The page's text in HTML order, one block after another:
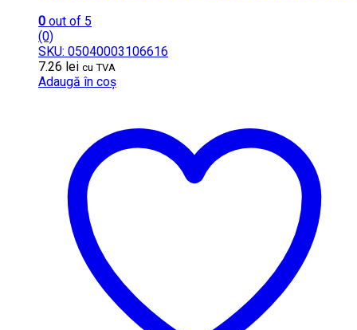
0 out of 5
(0)
SKU: 05040003106616
7.26 lei cu TVA
Adaugă în coș